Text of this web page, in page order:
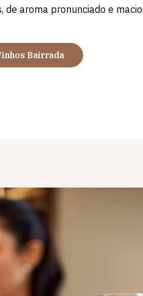
de aroma pronunciado e
Bairrada